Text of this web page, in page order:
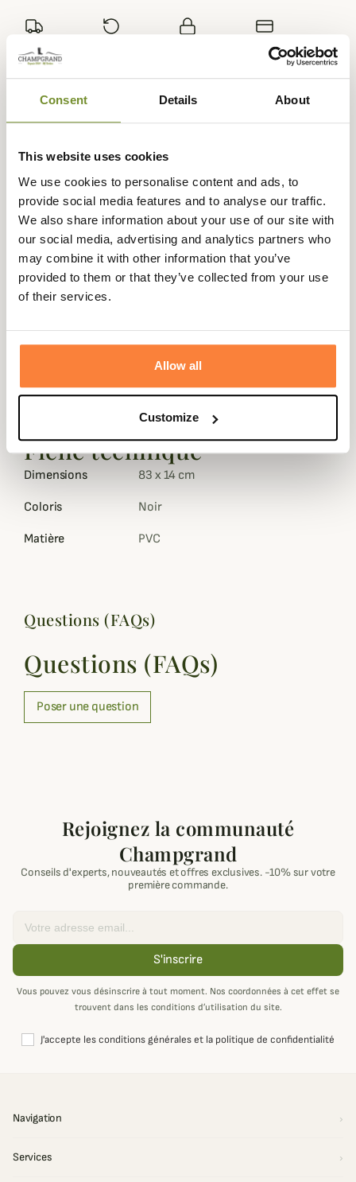
Consent Details About
This website uses cookies
We use cookies to personalise content and ads, to
provide social media features and to analyse our traffic.
We also share information about your use of our site with
our social media, advertising and analytics partners who
may combine it with other information that you’ve
provided to them or that they’ve collected from your use
of their services.
Allow all
Customize
Expédié dans
la journée
90 jours
Paiement en
3 fois dès 100
euros
Description
Pour vous faciliter le transport de votre canne de pirsch
lors de vos approches estivales, 4 Stable Stick a conçu
cette housse souple, résistante et fonctionnelle qui
conviendra à toutes vos cannes de pirsch de la marque 4
Stable Stick.
rapidement à l'aide de deux bandes velcro sur le rabat.
transport à la manière d'un sac à dos ou pour son
Fiche technique
Dimensions 83 x 14 cm
Coloris Noir
Matière PVC
Questions (FAQs)
Questions (FAQs)
Poser une question
Rejoignez la communauté
Champgrand
Conseils d'experts, nouveautés et offres exclusives. -10% sur votre
première commande.
S'inscrire
Vous pouvez vous désinscrire à tout moment. Nos coordonnées à cet effet se
trouvent dans les conditions d’utilisation du site.
J'accepte les conditions générales et la politique de confidentialité
Navigation
Services